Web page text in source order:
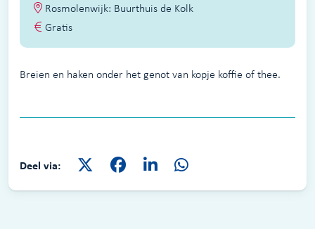
Rosmolenwijk: Buurthuis de Kolk
Gratis
Breien en haken onder het genot van kopje koffie of thee.
Deel via: